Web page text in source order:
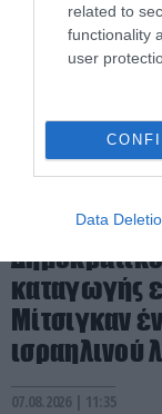
related to
functionality
user
Data
PRONEWS.GR /
καταγωγής
Μίτσιγκαν
ισραηλινού
07.08.2026 | 11:35